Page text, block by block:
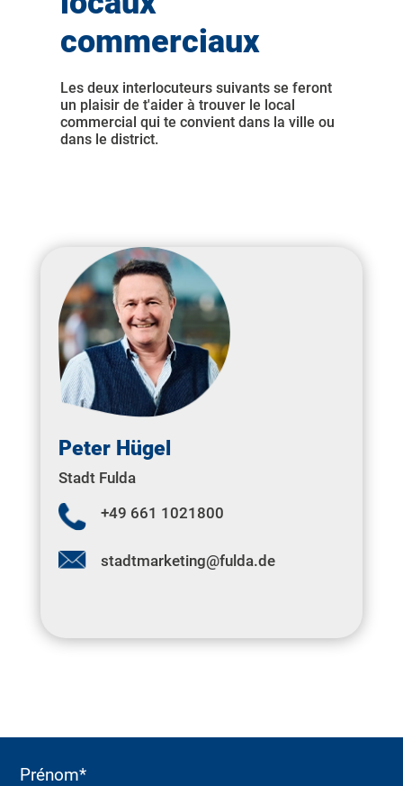
commerciaux
Les deux interlocuteurs suivants se feront
un plaisir de t'aider à trouver le local
commercial qui te convient dans la ville ou
dans le district.
Peter Hügel
Stadt Fulda
+49 661 1021800
stadtmarketing@fulda.de
Prénom*